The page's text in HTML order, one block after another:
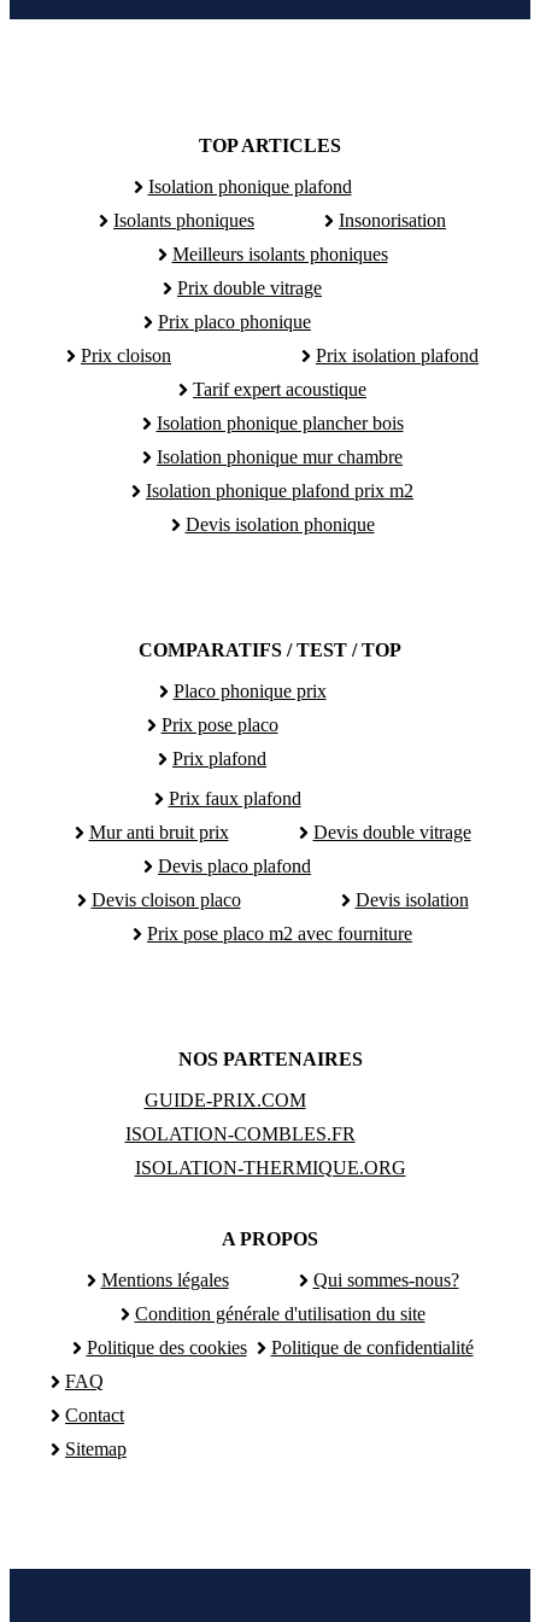
TOP ARTICLES
Isolation phonique plafond
Isolants phoniques
Insonorisation
Meilleurs isolants phoniques
Prix double vitrage
Prix placo phonique
Prix cloison
Prix isolation plafond
Tarif expert acoustique
Isolation phonique plancher bois
Isolation phonique mur chambre
Isolation phonique plafond prix m2
Devis isolation phonique
COMPARATIFS / TEST / TOP
Placo phonique prix
Prix pose placo
Prix plafond
Prix faux plafond
Mur anti bruit prix
Devis double vitrage
Devis placo plafond
Devis cloison placo
Devis isolation
Prix pose placo m2 avec fourniture
NOS PARTENAIRES
GUIDE-PRIX.COM
ISOLATION-COMBLES.FR
ISOLATION-THERMIQUE.ORG
A PROPOS
Mentions légales
Qui sommes-nous?
Condition générale d'utilisation du site
Politique des cookies
Politique de confidentialité
FAQ
Contact
Sitemap